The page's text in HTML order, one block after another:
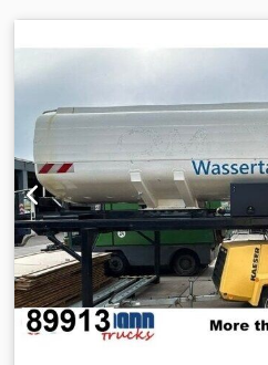
BLUETEC 5 (EURO V),
Reserverad gegen Aufpreis
OHNE GEWÄHR, Änderungen,
Irrtümer vorbehalten! - .